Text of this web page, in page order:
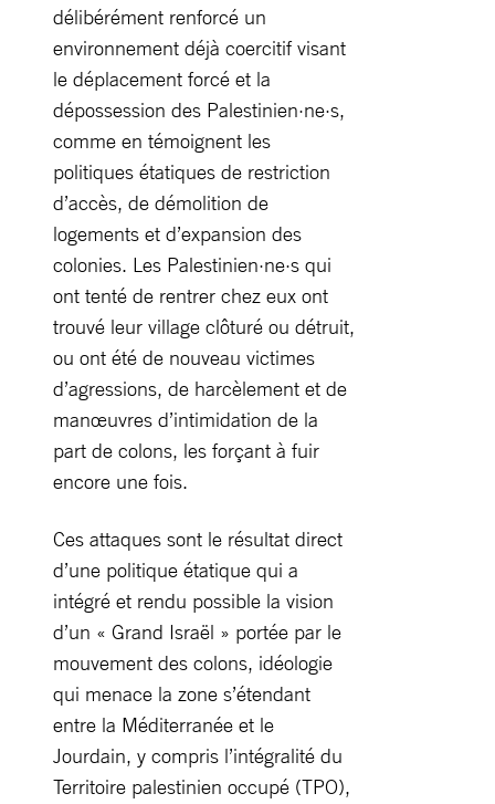
délibérément renforcé un
environnement déjà coercitif visant
le déplacement forcé et la
dépossession des Palestinien·ne·s,
comme en témoignent les
politiques étatiques de restriction
d’accès, de démolition de
logements et d’expansion des
colonies. Les Palestinien·ne·s qui
ont tenté de rentrer chez eux ont
trouvé leur village clôturé ou détruit,
ou ont été de nouveau victimes
d’agressions, de harcèlement et de
manœuvres d’intimidation de la
part de colons, les forçant à fuir
encore une fois.
Ces attaques sont le résultat direct
d’une politique étatique qui a
intégré et rendu possible la vision
d’un « Grand Israël » portée par le
mouvement des colons, idéologie
qui menace la zone s’étendant
entre la Méditerranée et le
Jourdain, y compris l’intégralité du
Territoire palestinien occupé (TPO),